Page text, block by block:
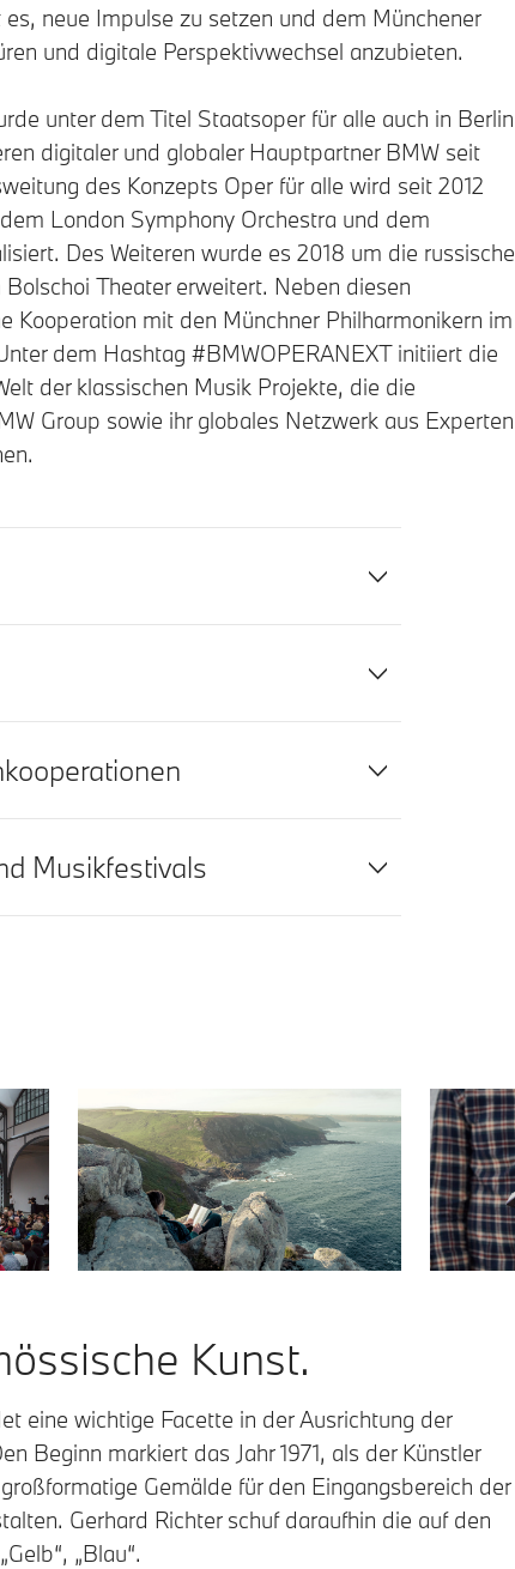
neue Impulse zu setzen und dem Münchener
und digitale Perspektivwechsel anzubieten.
unter dem Titel Staatsoper für alle auch in Berlin
digitaler und globaler Hauptpartner BMW seit
des Konzepts Oper für alle wird seit 2012
London Symphony Orchestra und dem
Des Weiteren wurde es 2018 um die russische
Theater erweitert. Neben diesen
Kooperation mit den Münchner Philharmonikern im
dem Hashtag #BMWOPERANEXT initiiert die
der klassischen Musik Projekte, die die
Group sowie ihr globales Netzwerk aus Experten
Musikfestivals
Kunst.
eine wichtige Facette in der Ausrichtung der
Beginn markiert das Jahr 1971, als der Künstler
Gemälde für den Eingangsbereich der
Gerhard Richter schuf daraufhin die auf den
„Blau“.